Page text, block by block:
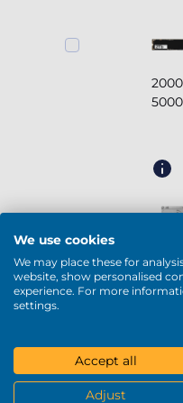
We use cookies
We may place these for
website, show personalised
experience. For more
settings.
Accept all
Adjust